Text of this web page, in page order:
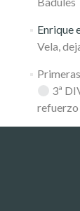
Enrique
Vela,
3ª
refuerzo